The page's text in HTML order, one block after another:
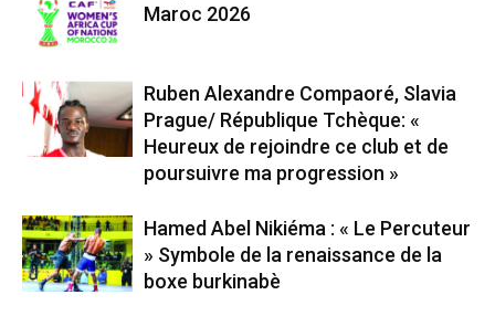
Maroc 2026
Ruben Alexandre Compaoré, Slavia
Prague/ République Tchèque: «
Heureux de rejoindre ce club et de
poursuivre ma progression »
Hamed Abel Nikiéma : « Le Percuteur
» Symbole de la renaissance de la
boxe burkinabè